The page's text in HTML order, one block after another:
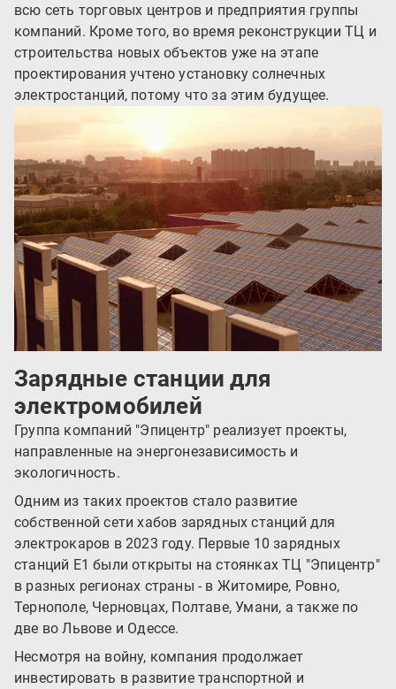
всю сеть торговых центров и предприятия группы
компаний. Кроме того, во время реконструкции ТЦ и
строительства новых объектов уже на этапе
проектирования учтено установку солнечных
электростанций, потому что за этим будущее.
Зарядные станции для
электромобилей
Группа компаний "Эпицентр" реализует проекты,
направленные на энергонезависимость и
экологичность.
Одним из таких проектов стало развитие
собственной сети хабов зарядных станций для
электрокаров в 2023 году. Первые 10 зарядных
станций Е1 были открыты на стоянках ТЦ "Эпицентр"
в разных регионах страны - в Житомире, Ровно,
Тернополе, Черновцах, Полтаве, Умани, а также по
две во Львове и Одессе.
Несмотря на войну, компания продолжает
инвестировать в развитие транспортной и